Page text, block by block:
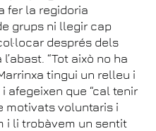
fer la regidoria
grups ni llegir cap
després dels
“Tot això no ha
tingui un relleu i
afegeixen que “cal tenir
motivats voluntaris i
i li trobàvem un sentit